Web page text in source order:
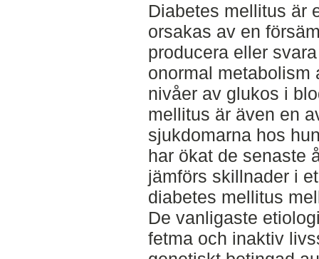
Diabetes mellitus är
orsakas av en
producera eller
onormal metabolism
nivåer av glukos i
mellitus är även en
sjukdomarna hos
har ökat de senaste
jämförs skillnader i
diabetes mellitus
De vanligaste
fetma och inaktiv